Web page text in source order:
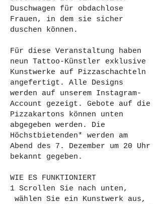
Duschwagen für obdachlose
Frauen, in dem sie sicher
duschen können.
Für diese Veranstaltung haben
neun Tattoo-Künstler exklusive
Kunstwerke auf Pizzaschachteln
angefertigt. Alle Designs
werden auf unserem Instagram-
Account gezeigt. Gebote auf die
Pizzakartons können unten
abgegeben werden. Die
Höchstbietenden* werden am
Abend des 7. Dezember um 20 Uhr
bekannt gegeben.
WIE ES FUNKTIONIERT
1 Scrollen Sie nach unten,
wählen Sie ein Kunstwerk aus,